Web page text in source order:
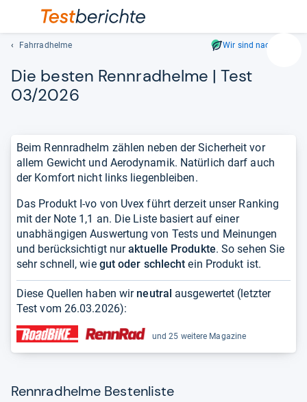
ein.
und
sich
mit
Fahrradhelme Wir sind nachhaltig
Die bes­ten Renn­rad­helme | Test
03/2026
Beim Rennradhelm zählen neben der Sicherheit vor
allem Gewicht und Aerodynamik. Natürlich darf auch
der Komfort nicht links liegenbleiben.
Das Produkt I-vo von Uvex führt derzeit unser Ranking
mit der Note 1,1 an. Die Liste basiert auf einer
unabhängigen Auswertung von Tests und Meinungen
und berücksichtigt nuraktuelle Produkte. So sehen Sie
sehr schnell, wie gut oder schlecht ein Produkt ist.
Diese Quellen haben wir neutral ausgewertet (letzter
Test vom 26.03.2026):
und 25 weitere Magazine
Rennradhelme Bestenliste